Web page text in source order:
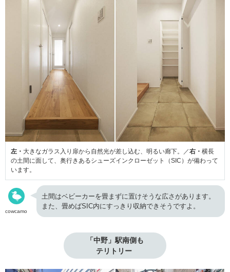
左・ 大きなガラス入り扉から自然光が差し込む、明るい廊下。／右・ 横長
の土間に面して、奥行きあるシューズインクローゼット（SIC）が備わって
います。
cowcamo
土間はベビーカーを畳まずに置けそうな広さがあります。
また、畳めばSIC内にすっきり収納できそうですよ。
「中野」駅南側も
テリトリー